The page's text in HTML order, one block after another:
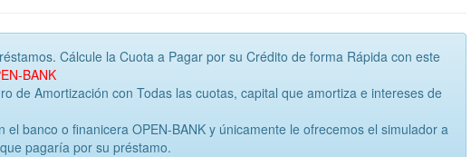
Cálcule la Cuota a Pagar por su Crédito de forma Rápida con este
BANK
de Amortización con Todas las cuotas, capital que amortiza e intereses de
el banco o finanicera OPEN-BANK y únicamente le ofrecemos el simulador a
pagaría por su préstamo.